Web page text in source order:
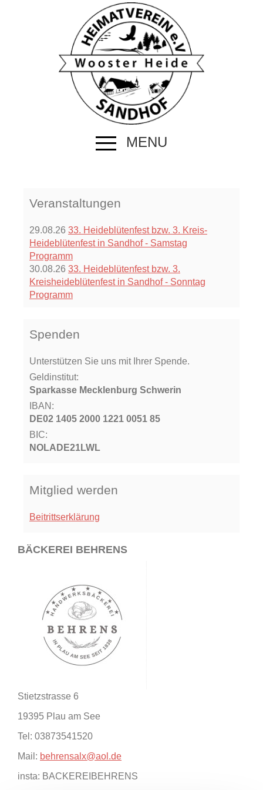
MENU
Veranstaltungen
29.08.26 33. Heideblütenfest bzw. 3. Kreis-
Heideblütenfest in Sandhof - Samstag
Programm
30.08.26 33. Heideblütenfest bzw. 3.
Kreisheideblütenfest in Sandhof - Sonntag
Programm
Spenden
Unterstützen Sie uns mit Ihrer Spende.
Geldinstitut:
Sparkasse Mecklenburg Schwerin
IBAN:
DE02 1405 2000 1221 0051 85
BIC:
NOLADE21LWL
Mitglied werden
Beitrittserklärung
BÄCKEREI BEHRENS
Stietzstrasse 6
19395 Plau am See
Tel: 03873541520
Mail: behrensalx@aol.de
insta: BACKEREIBEHRENS